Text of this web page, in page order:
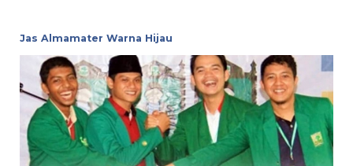
Jas Almamater Warna Hijau